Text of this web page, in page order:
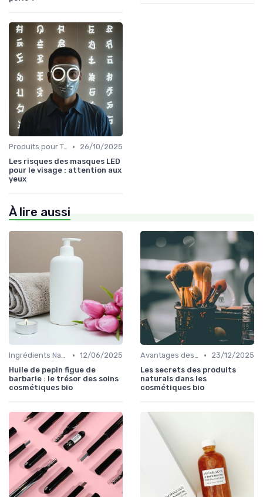
Produits pour Types de Peau •
26/10/2025
Les risques des masques LED
pour le visage : attention aux
yeux
À lire aussi
Ingrédients Naturels et Leurs Propriétés • 12/06/2025
Huile de pepin figue de
barbarie : le trésor des soins
cosmétiques bio
Avantages des Cosmétiques Bio •
23/12/2025
Les secrets des produits
naturals dans les
cosmétiques bio